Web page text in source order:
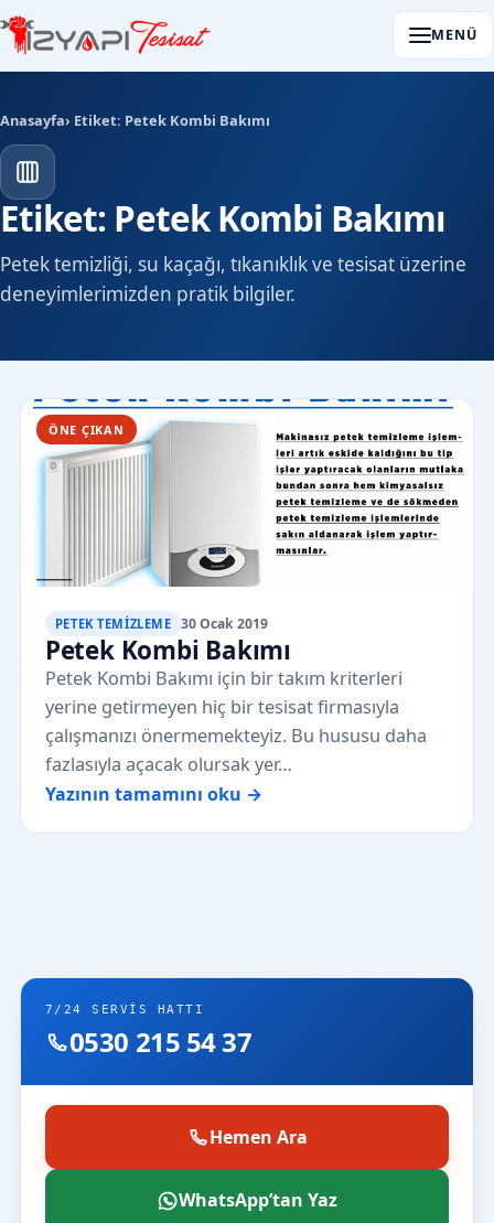
MENÜ
Anasayfa› Etiket: Petek Kombi Bakımı
Etiket: Petek Kombi Bakımı
Petek temizliği, su kaçağı, tıkanıklık ve tesisat üzerine
deneyimlerimizden pratik bilgiler.
ÖNE ÇIKAN
PETEK TEMIZLEME 30 Ocak 2019
Petek Kombi Bakımı
Petek Kombi Bakımı için bir takım kriterleri
yerine getirmeyen hiç bir tesisat firmasıyla
çalışmanızı önermemekteyiz. Bu hususu daha
fazlasıyla açacak olursak yer…
Yazının tamamını oku →
7/24 SERVIS HATTI
0530 215 54 37
Hemen Ara
WhatsApp’tan Yaz